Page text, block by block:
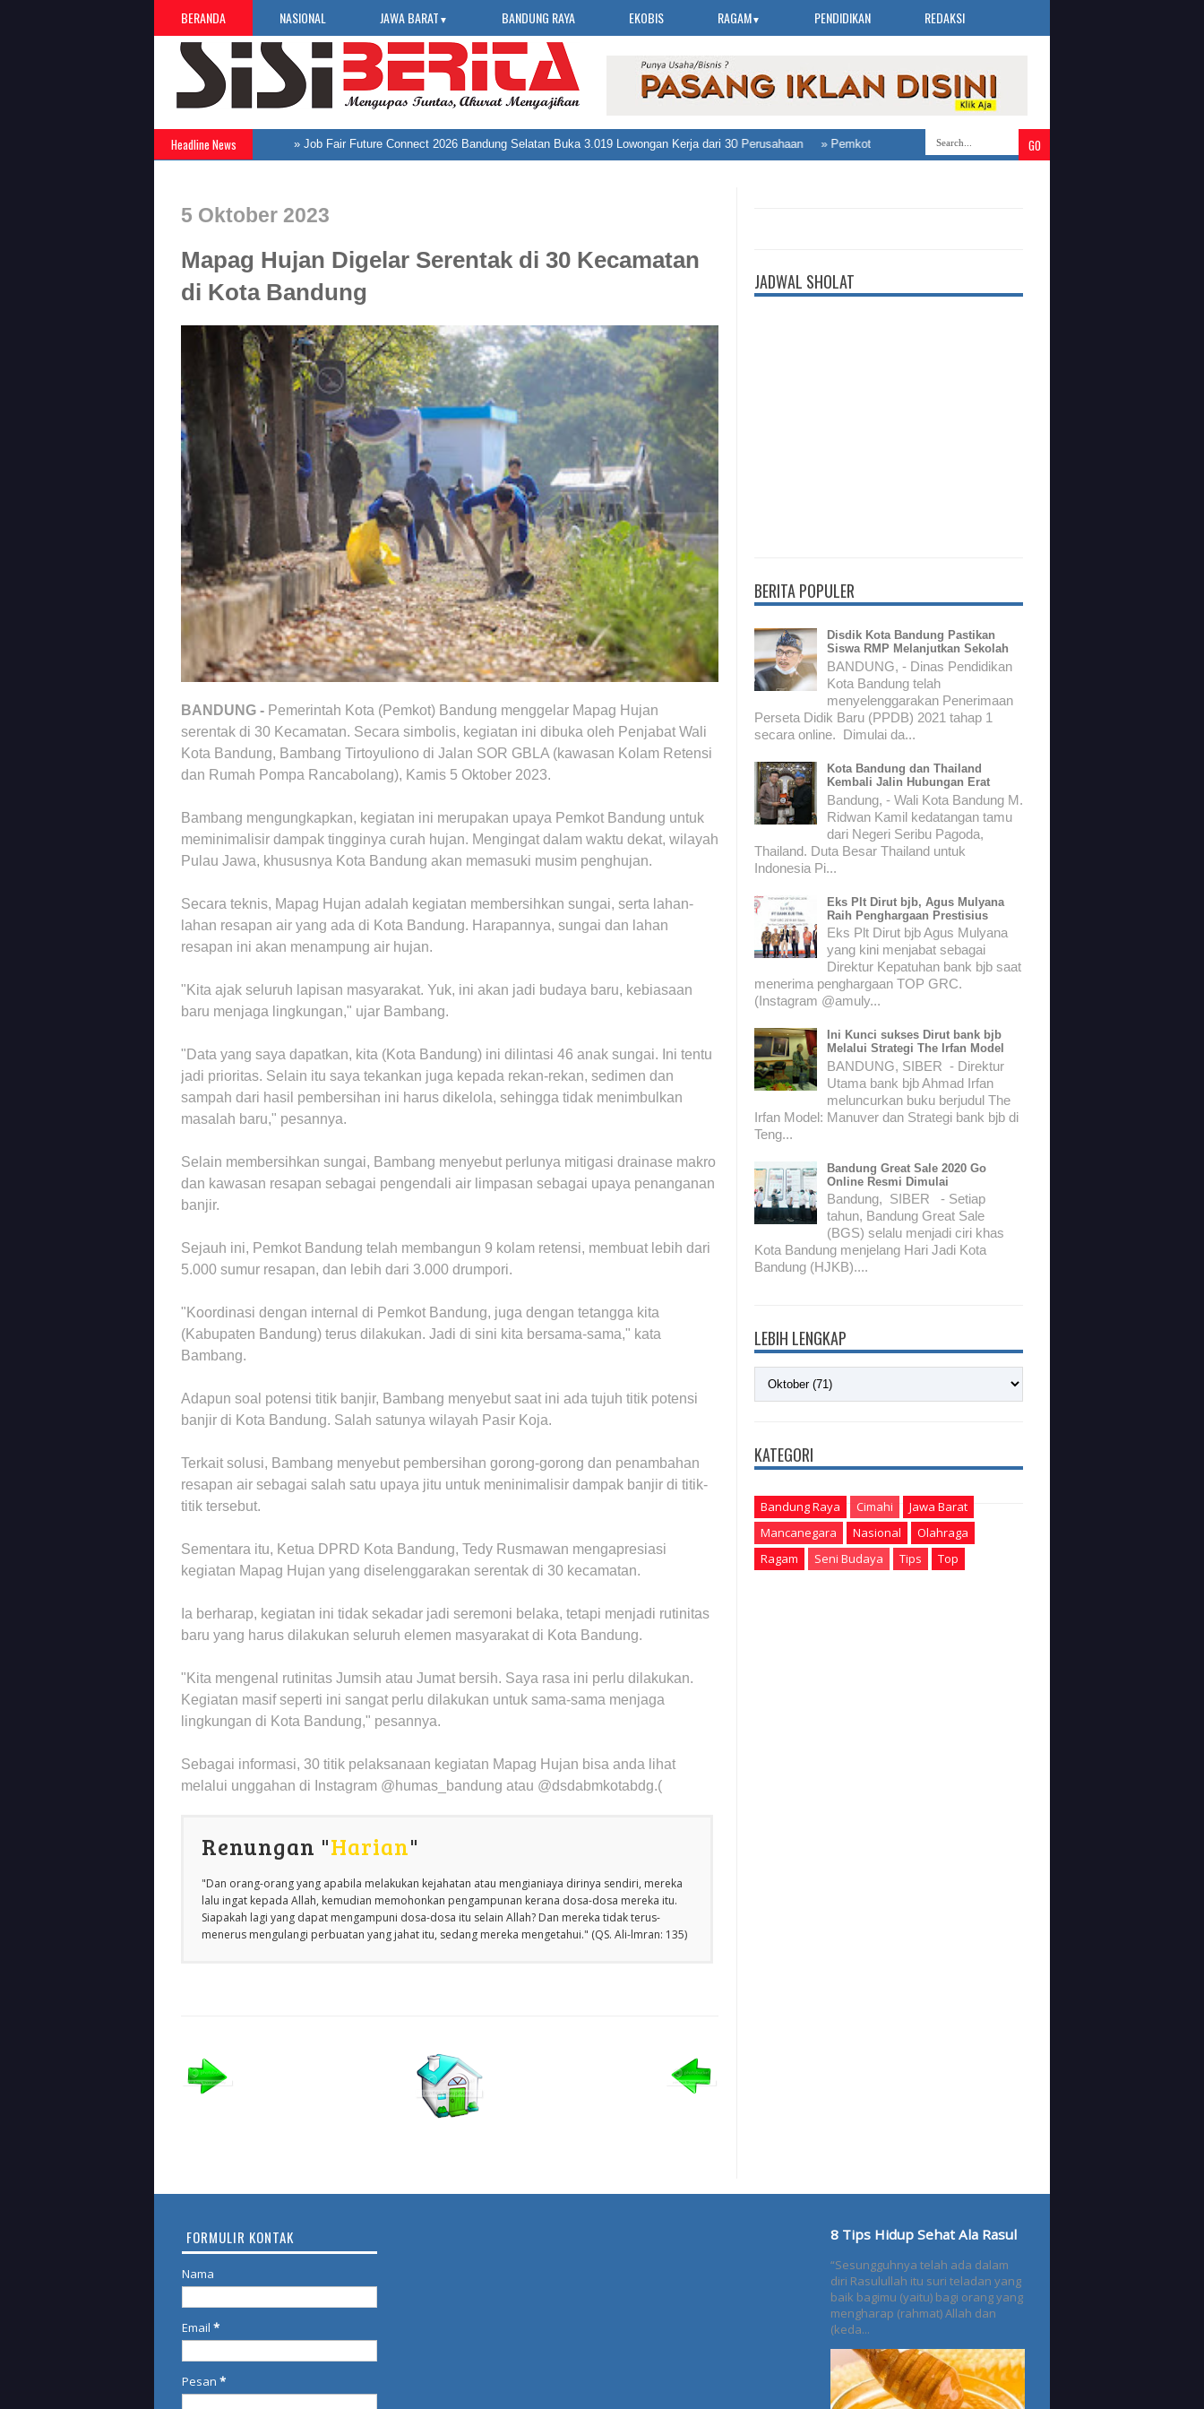
BERANDA NASIONAL JAWA BARAT ▼ BANDUNG RAYA EKOBIS RAGAM▼ PENDIDIKAN REDAKSI
Headline News Job Fair Future Connect 2026 Bandung Selatan Buka
5 Oktober 2023
Mapag Hujan Digelar Serentak di 30 Kecamatan
di Kota Bandung
BANDUNG - Pemerintah Kota (Pemkot) Bandung menggelar Mapag Hujan
serentak di 30 Kecamatan. Secara simbolis, kegiatan ini dibuka oleh Penjabat Wali
Kota Bandung, Bambang Tirtoyuliono di Jalan SOR GBLA (kawasan Kolam Retensi
dan Rumah Pompa Rancabolang), Kamis 5 Oktober 2023.
Bambang mengungkapkan, kegiatan ini merupakan upaya Pemkot Bandung untuk
meminimalisir dampak tingginya curah hujan. Mengingat dalam waktu dekat, wilayah
Pulau Jawa, khususnya Kota Bandung akan memasuki musim penghujan.
Secara teknis, Mapag Hujan adalah kegiatan membersihkan sungai, serta lahan-
lahan resapan air yang ada di Kota Bandung. Harapannya, sungai dan lahan
resapan ini akan menampung air hujan.
"Kita ajak seluruh lapisan masyarakat. Yuk, ini akan jadi budaya baru, kebiasaan
baru menjaga lingkungan," ujar Bambang.
"Data yang saya dapatkan, kita (Kota Bandung) ini dilintasi 46 anak sungai. Ini tentu
jadi prioritas. Selain itu saya tekankan juga kepada rekan-rekan, sedimen dan
sampah dari hasil pembersihan ini harus dikelola, sehingga tidak menimbulkan
masalah baru," pesannya.
Selain membersihkan sungai, Bambang menyebut perlunya mitigasi drainase makro
dan kawasan resapan sebagai pengendali air limpasan sebagai upaya penanganan
banjir.
Sejauh ini, Pemkot Bandung telah membangun 9 kolam retensi, membuat lebih dari
5.000 sumur resapan, dan lebih dari 3.000 drumpori.
"Koordinasi dengan internal di Pemkot Bandung, juga dengan tetangga kita
(Kabupaten Bandung) terus dilakukan. Jadi di sini kita bersama-sama," kata
Bambang.
Adapun soal potensi titik banjir, Bambang menyebut saat ini ada tujuh titik potensi
banjir di Kota Bandung. Salah satunya wilayah Pasir Koja.
Terkait solusi, Bambang menyebut pembersihan gorong-gorong dan penambahan
resapan air sebagai salah satu upaya jitu untuk meninimalisir dampak banjir di titik-
titik tersebut.
Sementara itu, Ketua DPRD Kota Bandung, Tedy Rusmawan mengapresiasi
kegiatan Mapag Hujan yang diselenggarakan serentak di 30 kecamatan.
Ia berharap, kegiatan ini tidak sekadar jadi seremoni belaka, tetapi menjadi rutinitas
baru yang harus dilakukan seluruh elemen masyarakat di Kota Bandung.
"Kita mengenal rutinitas Jumsih atau Jumat bersih. Saya rasa ini perlu dilakukan.
Kegiatan masif seperti ini sangat perlu dilakukan untuk sama-sama menjaga
lingkungan di Kota Bandung," pesannya.
Sebagai informasi, 30 titik pelaksanaan kegiatan Mapag Hujan bisa anda lihat
melalui unggahan di Instagram @humas_bandung atau @dsdabmkotabdg.(
Renungan "Harian"
"Dan orang-orang yang apabila melakukan kejahatan atau mengianiaya dirinya sendiri, mereka
lalu ingat kepada Allah, kemudian memohonkan pengampunan kerana dosa-dosa mereka itu.
Siapakah lagi yang dapat mengampuni dosa-dosa itu selain Allah? Dan mereka tidak terus-
menerus mengulangi perbuatan yang jahat itu, sedang mereka mengetahui." (QS. Ali-lmran: 135)
JADWAL SHOLAT
BERITA POPULER
Disdik Kota Bandung Pastikan
Siswa RMP Melanjutkan Sekolah
BANDUNG, - Dinas Pendidikan
Kota Bandung telah
menyelenggarakan Penerimaan
Perseta Didik Baru (PPDB) 2021 tahap 1
secara online. Dimulai da...
Kota Bandung dan Thailand
Kembali Jalin Hubungan Erat
Bandung, - Wali Kota Bandung M.
Ridwan Kamil kedatangan tamu
dari Negeri Seribu Pagoda,
Thailand. Duta Besar Thailand untuk
Indonesia Pi...
Eks Plt Dirut bjb, Agus Mulyana
Raih Penghargaan Prestisius
Eks Plt Dirut bjb Agus Mulyana
yang kini menjabat sebagai
Direktur Kepatuhan bank bjb saat
menerima penghargaan TOP GRC.
(Instagram @amuly...
Ini Kunci sukses Dirut bank bjb
Melalui Strategi The Irfan Model
BANDUNG, SIBER - Direktur
Utama bank bjb Ahmad Irfan
meluncurkan buku berjudul The
Irfan Model: Manuver dan Strategi bank bjb di
Teng...
Bandung Great Sale 2020 Go
Online Resmi Dimulai
Bandung, SIBER - Setiap
tahun, Bandung Great Sale
(BGS) selalu menjadi ciri khas
Kota Bandung menjelang Hari Jadi Kota
Bandung (HJKB)....
LEBIH LENGKAP
KATEGORI
Bandung Raya Cimahi
Jawa Barat
Mancanegara
Nasional
Olahraga
Ragam
Seni Budaya Tips Top
FORMULIR KONTAK
Nama
Email *
Pesan *
8 Tips Hidup Sehat Ala Rasul
“Sesungguhnya telah ada dalam
diri Rasulullah itu suri teladan yang
baik bagimu (yaitu) bagi orang yang
mengharap (rahmat) Allah dan
(keda...